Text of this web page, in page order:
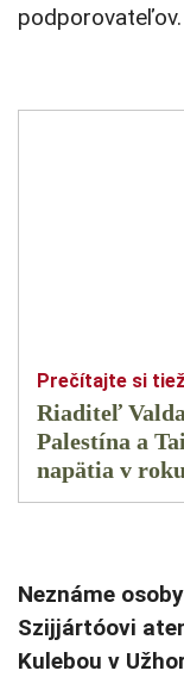
podporovateľov.
Riaditeľ
Palestína a
napätia v
Neznáme
Szijjártóovi
Kulebou v